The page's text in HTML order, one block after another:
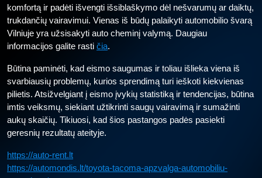
komfortą ir padėti išvengti išsiblaškymo dėl nešvarumų ar daiktų,
trukdančių vairavimui. Vienas iš būdų palaikyti automobilio švarą
Vilniuje yra užsisakyti auto cheminį valymą. Daugiau
informacijos galite rasti čia.
Būtina paminėti, kad eismo saugumas ir toliau išlieka viena iš
svarbiausių problemų, kurios sprendimą turi ieškoti kiekvienas
pilietis. Atsižvelgiant į eismo įvykių statistiką ir tendencijas, būtina
imtis veiksmų, siekiant užtikrinti saugų vairavimą ir sumažinti
aukų skaičių. Tikiuosi, kad šios pastangos padės pasiekti
geresnių rezultatų ateityje.
https://auto-rent.lt
https://automondis.lt/toyota-tacoma-apzvalga-automobiliu-